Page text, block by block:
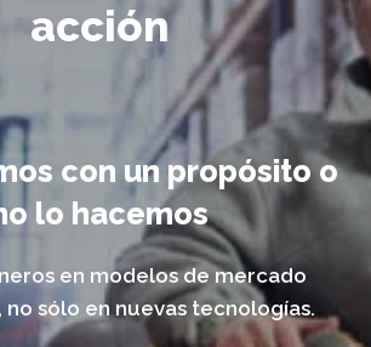
acción
con un propósito o
lo hacemos
en modelos de mercado
no sólo en nuevas tecnologías.